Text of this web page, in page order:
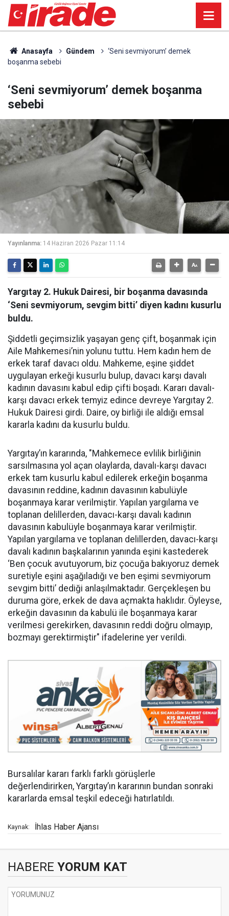
Anasayfa Gündem
‘Seni sevmiyorum’ demek
boşanma sebebi
‘Seni sevmiyorum’ demek boşanma
sebebi
Yayınlanma: 14 Haziran 2026 Pazar 11:14
Yargıtay 2. Hukuk Dairesi, bir boşanma davasında
‘Seni sevmiyorum, sevgim bitti’ diyen kadını kusurlu
buldu.
Şiddetli geçimsizlik yaşayan genç çift, boşanmak için
Aile Mahkemesi’nin yolunu tuttu. Hem kadın hem de
erkek taraf davacı oldu. Mahkeme, eşine şiddet
uygulayan erkeği kusurlu bulup, davacı karşı davalı
kadının davasını kabul edip çifti boşadı. Kararı davalı-
karşı davacı erkek temyiz edince devreye Yargıtay 2.
Hukuk Dairesi girdi. Daire, oy birliği ile aldığı emsal
kararla kadını da kusurlu buldu.
Yargıtay’ın kararında, "Mahkemece evlilik birliğinin
sarsılmasına yol açan olaylarda, davalı-karşı davacı
erkek tam kusurlu kabul edilerek erkeğin boşanma
davasının reddine, kadının davasının kabulüyle
boşanmaya karar verilmiştir. Yapılan yargılama ve
toplanan delillerden, davacı-karşı davalı kadının
davasının kabulüyle boşanmaya karar verilmiştir.
Yapılan yargılama ve toplanan delillerden, davacı-karşı
davalı kadının başkalarının yanında eşini kastederek
‘Ben çocuk avutuyorum, biz çocuğa bakıyoruz demek
suretiyle eşini aşağıladığı ve ben eşimi sevmiyorum
sevgim bitti’ dediği anlaşılmaktadır. Gerçekleşen bu
duruma göre, erkek de dava açmakta haklıdır. Öyleyse,
erkeğin davasının da kabulü ile boşanmaya karar
verilmesi gerekirken, davasının reddi doğru olmayıp,
bozmayı gerektirmiştir" ifadelerine yer verildi.
Bursalılar kararı farklı farklı görüşlerle
değerlendirirken, Yargıtay’ın kararının bundan sonraki
kararlarda emsal teşkil edeceği hatırlatıldı.
Kaynak: İhlas Haber Ajansı
HABERE YORUM KAT